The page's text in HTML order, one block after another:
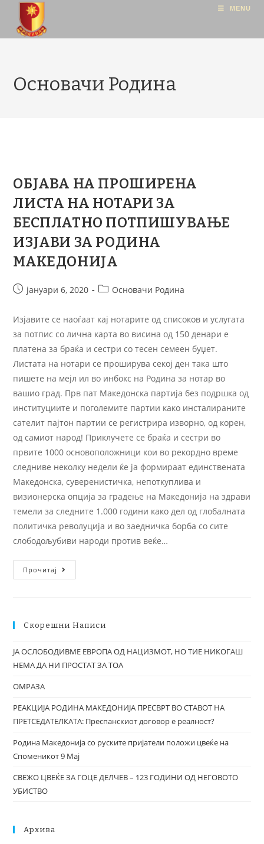
MENU
Основачи Родина
ОБЈАВА НА ПРОШИРЕНА
ЛИСТА НА НОТАРИ ЗА
БЕСПЛАТНО ПОТПИШУВАЊЕ
ИЗЈАВИ ЗА РОДИНА
МАКЕДОНИЈА
јануари 6, 2020 Основачи Родина
Изјавите се наоѓаат кај нотарите од списоков и услугата
за потпис со лична карта во висина од 150 денари е
платена за браќа и сестри со тесен семеен буџет.
Листата на нотари се проширува секој ден така што
пишете на мејл ил во инбокс на Родина за нотар во
вашио град. Прв пат Македонска партија без подршка од
институциите и поголемите партии како инсталираните
сателит пајтон партии се регистрира изворно, од корен,
од самиот народ! Приклучете се браќа и сестри во
првите 1000 основоположници кои во рекордно време
следниве неколку недели ќе ја формираат единствената
Македонска, суверенистичка, непоткуплива и
визионерска опција за градење на Македонија на здрави
темели за следните 1.000 години како дел од глобалната
политичка револуција и во заедничка борба со сите
слободољубиви народи против веќе…
Прочитај
Скорешни Написи
ЈА ОСЛОБОДИВМЕ ЕВРОПА ОД НАЦИЗМОТ, НО ТИЕ НИКОГАШ
НЕМА ДА НИ ПРОСТАТ ЗА ТОА
ОМРАЗА
РЕАКЦИЈА РОДИНА МАКЕДОНИЈА ПРЕСВРТ ВО СТАВОТ НА
ПРЕТСЕДАТЕЛКАТА: Преспанскиот договор е реалност?
Родина Македонија со руските пријатели положи цвеќе на
Споменикот 9 Мај
СВЕЖО ЦВЕЌЕ ЗА ГОЦЕ ДЕЛЧЕВ – 123 ГОДИНИ ОД НЕГОВОТО
УБИСТВО
Архива